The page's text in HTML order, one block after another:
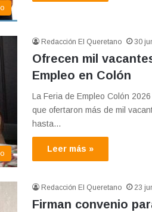
Redacción El Queretano 30
Ofrecen mil
Empleo en Colón
La Feria de Empleo Colón
que ofertaron más de mil
hasta…
Leer más »
Redacción El Queretano 23
Firman convenio